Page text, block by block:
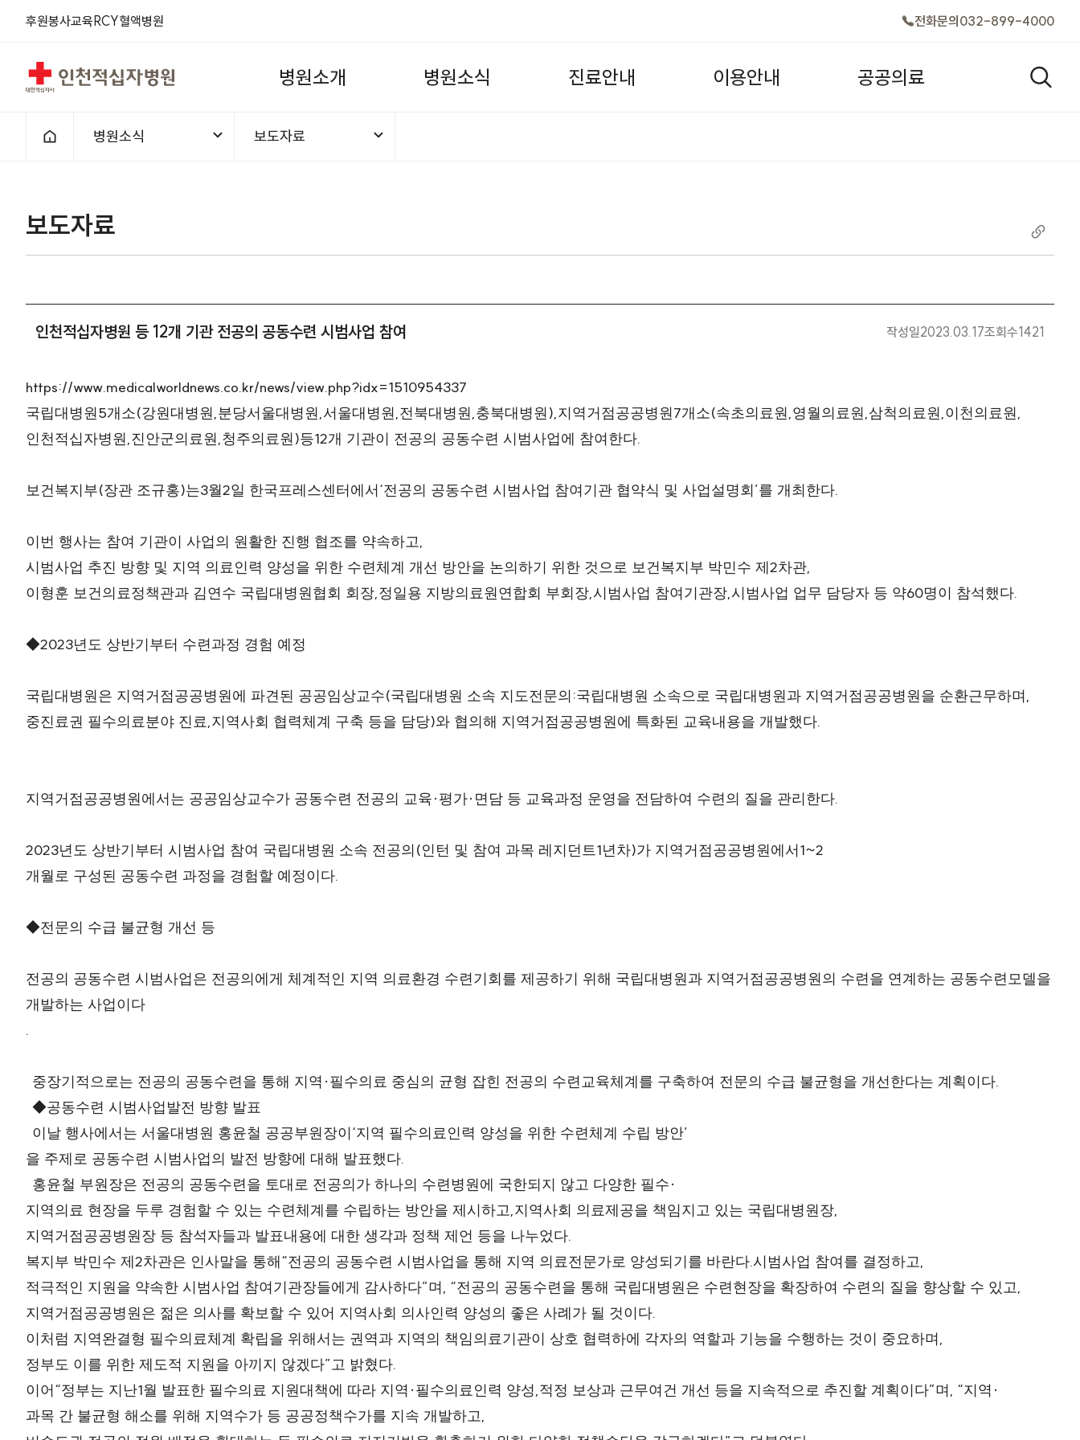
후원봉사교육 RCY혈액병원 전화문의 032-899-4000
인천적십자병원 병원소개 병원소식 진료안내 이용안내 공공의료 검색창
홈으로
병원소식 보도자료
보도자료
인천적십자병원 등 12개 기관 전공의 공동수련 시범사업 참여 작성일2023.03.17조회수1421
https://www.medicalworldnews.co.kr/news/view.php?idx=1510954337
국립대병원 5개소(강원대병원 ,분당서울대병원 ,서울대병원 ,전북대병원 ,충북대병원 ),지역거점공공병원 7개소(속초의료원 ,영월의료원 ,삼척의료원 ,이천의료원 ,
인천적십자병원 ,진안군의료원 ,청주의료원 )등12개 기관이 전공의 공동수련 시범사업에 참여한다.
보건복지부(장관 조규홍)는3월2일 한국프레스센터에서 ‘전공의 공동수련 시범사업 참여기관 협약식 및 사업설명회 ’를 개최한다.
이번 행사는 참여 기관이 사업의 원활한 진행 협조를 약속하고,
시범사업 추진 방향 및 지역 의료인력 양성을 위한 수련체계 개선 방안을 논의하기 위한 것으로 보건복지부 박민수 제 2차관,
이형훈 보건의료정책관과 김연수 국립대병원협회 회장,정일용 지방의료원연합회 부회장,시범사업 참여기관장,시범사업 업무 담당자 등 약60명이 참석했다.
◆2023년도 상반기부터 수련과정 경험 예정
국립대병원은 지역거점공공병원에 파견된 공공임상교수(국립대병원 소속 지도전문의 :국립대병원 소속으로 국립대병원과 지역거점공공병원을 순환근무하며 ,
중진료권 필수의료분야 진료,지역사회 협력체계 구축 등을 담당)와 협의해 지역거점공공병원에 특화된 교육내용을 개발했다.
지역거점공공병원에서는 공공임상교수가 공동수련 전공의 교육 · 평가· 면담 등 교육과정 운영을 전담하여 수련의 질을 관리한다.
2023년도 상반기부터 시범사업 참여 국립대병원 소속 전공의 (인턴 및 참여 과목 레지던트1년차)가 지역거점공공병원에서 1~2
개월로 구성된 공동수련 과정을 경험할 예정이다.
◆전문의 수급 불균형 개선 등
전공의 공동수련 시범사업은 전공의에게 체계적인 지역 의료환경 수련기회를 제공하기 위해 국립대병원과 지역거점공공병원의 수련을 연계하는 공동수련모델을
개발하는 사업이다
.
중장기적으로는 전공의 공동수련을 통해 지역 · 필수의료 중심의 균형 잡힌 전공의 수련교육체계를 구축하여 전문의 수급 불균형을 개선한다는 계획이다.
◆공동수련 시범사업발전 방향 발표
이날 행사에서는 서울대병원 홍윤철 공공부원장이 ‘지역 필수의료인력 양성을 위한 수련체계 수립 방안’
을 주제로 공동수련 시범사업의 발전 방향에 대해 발표했다.
홍윤철 부원장은 전공의 공동수련을 토대로 전공의가 하나의 수련병원에 국한되지 않고 다양한 필수 ·
지역의료 현장을 두루 경험할 수 있는 수련체계를 수립하는 방안을 제시하고,지역사회 의료제공을 책임지고 있는 국립대병원장,
지역거점공공병원장 등 참석자들과 발표내용에 대한 생각과 정책 제언 등을 나누었다.
복지부 박민수 제 2차관은 인사말을 통해 “전공의 공동수련 시범사업을 통해 지역 의료전문가로 양성되기를 바란다.시범사업 참여를 결정하고,
적극적인 지원을 약속한 시범사업 참여기관장들에게 감사하다”며 , “전공의 공동수련을 통해 국립대병원은 수련현장을 확장하여 수련의 질을 향상할 수 있고,
지역거점공공병원은 젊은 의사를 확보할 수 있어 지역사회 의사인력 양성의 좋은 사례가 될 것이다.
이처럼 지역완결형 필수의료체계 확립을 위해서는 권역과 지역의 책임의료기관이 상호 협력하에 각자의 역할과 기능을 수행하는 것이 중요하며 ,
정부도 이를 위한 제도적 지원을 아끼지 않겠다”고 밝혔다.
이어 “정부는 지난1월 발표한 필수의료 지원대책에 따라 지역 · 필수의료인력 양성,적정 보상과 근무여건 개선 등을 지속적으로 추진할 계획이다”며 , “지역 ·
과목 간 불균형 해소를 위해 지역수가 등 공공정책수가를 지속 개발하고,